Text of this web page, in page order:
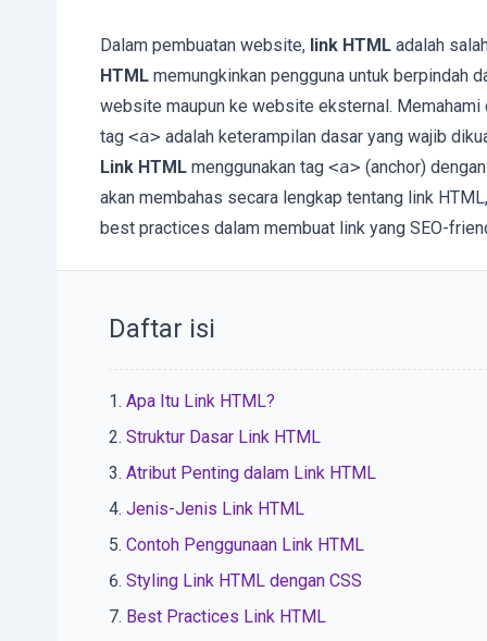
Dalam pembuatan website, link HTML adalah
HTML memungkinkan pengguna untuk berpindah
website maupun ke website eksternal. Memahami
tag <a> adalah keterampilan dasar yang wajib
Link HTML menggunakan tag <a> (anchor)
akan membahas secara lengkap tentang link
best practices dalam membuat link yang SEO-
Daftar isi
Apa Itu Link HTML?
Struktur Dasar Link HTML
Atribut Penting dalam Link HTML
Jenis-Jenis Link HTML
Contoh Penggunaan Link HTML
Styling Link HTML dengan CSS
Best Practices Link HTML